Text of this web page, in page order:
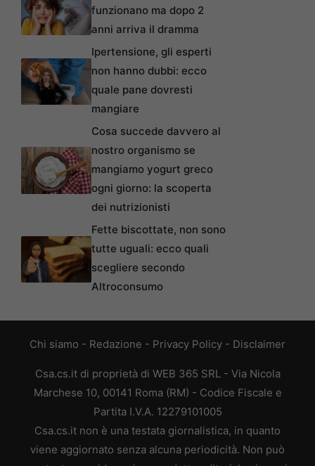
funzionano ma dopo 2
anni arriva il dramma
Ipertensione, gli esperti
non hanno dubbi: ecco
quale pane dovresti
mangiare
Cosa succede davvero al
nostro organismo se
mangiamo yogurt greco
ogni giorno: la scoperta
dei nutrizionisti
Fette biscottate, non sono
tutte uguali: ecco quali
scegliere secondo
Altroconsumo
Chi siamo - Redazione - Privacy Policy - Disclaimer
Csa.cs.it di proprietà di WEB 365 SRL - Via Nicola
Marchese 10, 00141 Roma (RM) - Codice Fiscale e
Partita I.V.A. 12279101005
Csa.cs.it non è una testata giornalistica, in quanto
viene aggiornato senza alcuna periodicità. Non può